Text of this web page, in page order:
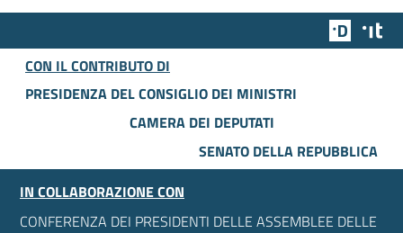
Team
CON IL CONTRIBUTO DI
PRESIDENZA DEL CONSIGLIO DEI MINISTRI
CAMERA DEI DEPUTATI
SENATO DELLA REPUBBLICA
IN COLLABORAZIONE CON
CONFERENZA DEI PRESIDENTI DELLE ASSEMBLEE DELLE